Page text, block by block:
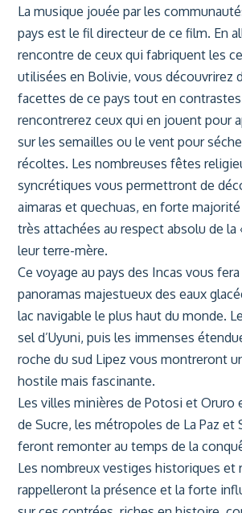
La musique jouée par les
pays est le fil directeur de ce film. En
rencontre de ceux qui fabriquent les
utilisées en Bolivie, vousdécouvrirez
facettes de ce pays tout en
rencontrerez ceux qui en jouent pour
sur les semailles ou le vent pour
récoltes. Lesnombreuses fêtes
syncrétiques vous permettront de
aimaras et quechuas, en forte majorité
très attachées au respect absolu de la
leur terre-mère.
Ce voyage au pays des Incas vous
panoramas majestueux des eaux
lac navigable le plus haut du monde.
sel d’Uyuni, puis les immenses
roche du sud Lipez vous montreront
hostilemais fascinante.
Les villes minières de Potosi et Oruro
de Sucre, les métropoles de La Paz et
feront remonter au temps de la
Les nombreux vestigeshistoriques et
rappelleront la présence et la forte